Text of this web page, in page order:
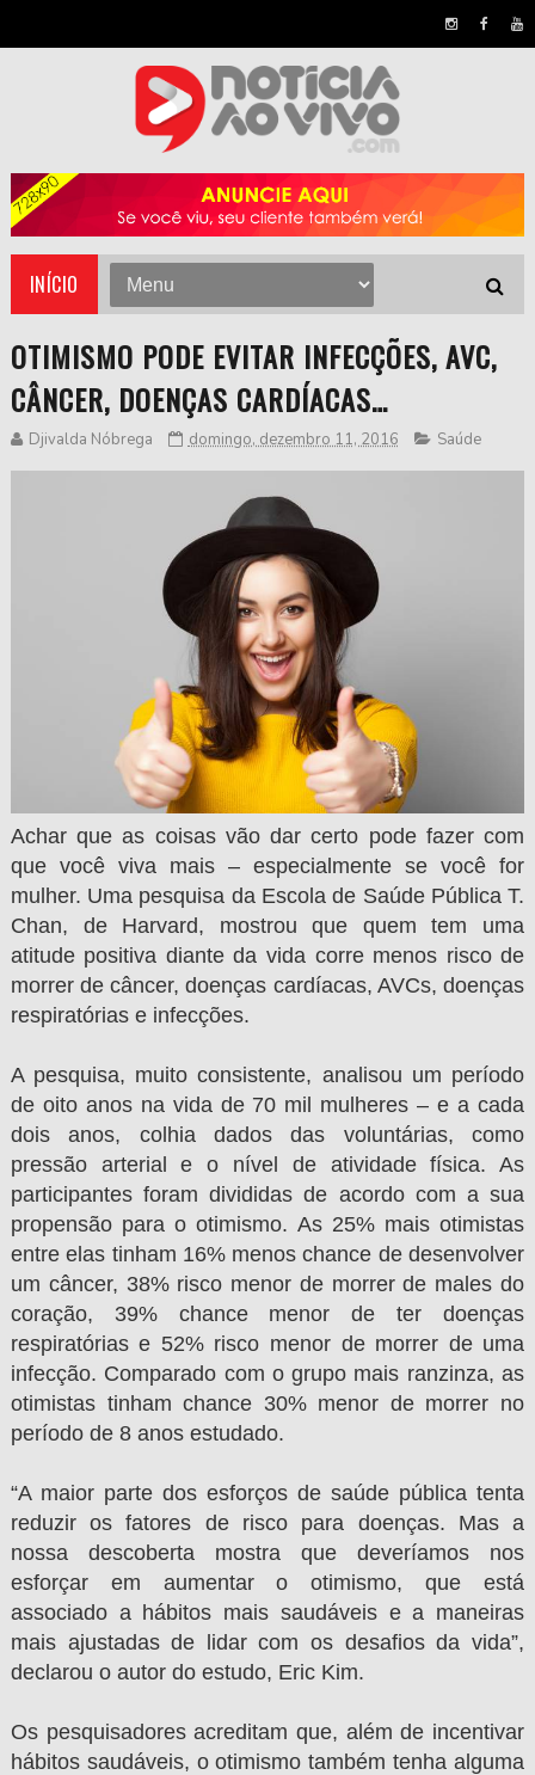
INÍCIO
OTIMISMO PODE EVITAR INFECÇÕES, AVC,
CÂNCER, DOENÇAS CARDÍACAS…
Djivalda Nóbrega domingo, dezembro 11, 2016 Saúde
Achar que as coisas vão dar certo pode fazer com
que você viva mais – especialmente se você for
mulher. Uma pesquisa da Escola de Saúde Pública T.
Chan, de Harvard, mostrou que quem tem uma
atitude positiva diante da vida corre menos risco de
morrer de câncer, doenças cardíacas, AVCs, doenças
respiratórias e infecções.
A pesquisa, muito consistente, analisou um período
de oito anos na vida de 70 mil mulheres – e a cada
dois anos, colhia dados das voluntárias, como
pressão arterial e o nível de atividade física. As
participantes foram divididas de acordo com a sua
propensão para o otimismo. As 25% mais otimistas
entre elas tinham 16% menos chance de desenvolver
um câncer, 38% risco menor de morrer de males do
coração, 39% chance menor de ter doenças
respiratórias e 52% risco menor de morrer de uma
infecção. Comparado com o grupo mais ranzinza, as
otimistas tinham chance 30% menor de morrer no
período de 8 anos estudado.
“A maior parte dos esforços de saúde pública tenta
reduzir os fatores de risco para doenças. Mas a
nossa descoberta mostra que deveríamos nos
esforçar em aumentar o otimismo, que está
associado a hábitos mais saudáveis e a maneiras
mais ajustadas de lidar com os desafios da vida”,
declarou o autor do estudo, Eric Kim.
Os pesquisadores acreditam que, além de incentivar
hábitos saudáveis, o otimismo também tenha alguma